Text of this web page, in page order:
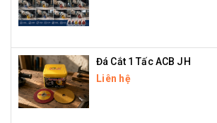
Đá Cắt 1 Tấc ACB JH
Liên hệ